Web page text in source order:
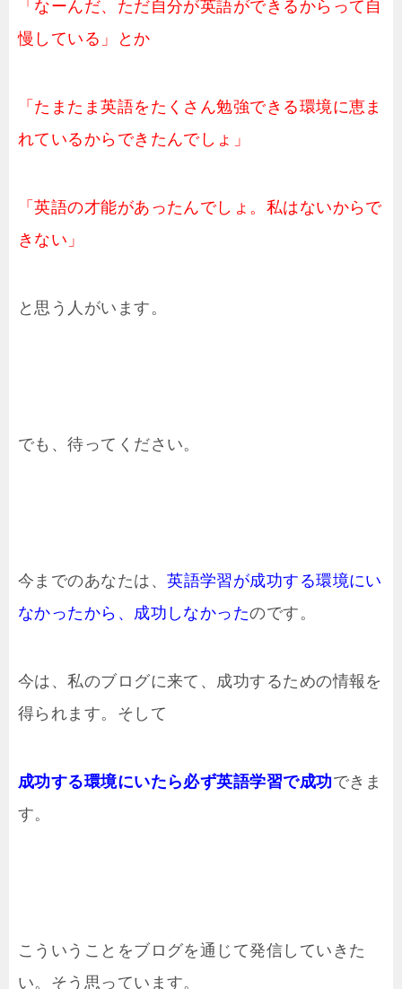
「なーんだ、ただ自分が英語ができるからって自
慢している」とか
「たまたま英語をたくさん勉強できる環境に恵ま
れているからできたんでしょ」
「英語の才能があったんでしょ。私はないからで
きない」
と思う人がいます。
でも、待ってください。
今までのあなたは、英語学習が成功する環境にい
なかったから、成功しなかったのです。
今は、私のブログに来て、成功するための情報を
得られます。そして
成功する環境にいたら必ず英語学習で成功できま
す。
こういうことをブログを通じて発信していきた
い。そう思っています。